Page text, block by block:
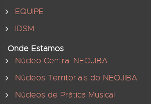
EQUIPE
IDSM
Onde Estamos
Núcleo Central NEOJIBA
Núcleos Territoriais do NEOJIBA
Núcleos de Prática Musical